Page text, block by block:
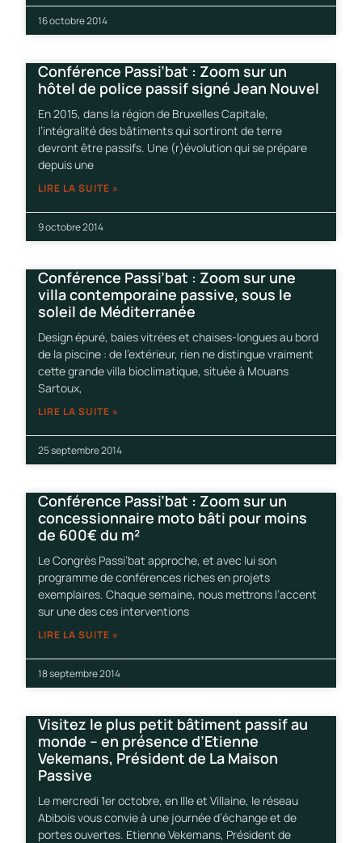
16 octobre 2014
Conférence Passi’bat : Zoom sur un
hôtel de police passif signé Jean Nouvel
En 2015, dans la région de Bruxelles Capitale,
l’intégralité des bâtiments qui sortiront de terre
devront être passifs. Une (r)évolution qui se prépare
depuis une
LIRE LA SUITE »
9 octobre 2014
Conférence Passi’bat : Zoom sur une
villa contemporaine passive, sous le
soleil de Méditerranée
Design épuré, baies vitrées et chaises-longues au bord
de la piscine : de l’extérieur, rien ne distingue vraiment
cette grande villa bioclimatique, située à Mouans
Sartoux,
LIRE LA SUITE »
25 septembre 2014
Conférence Passi’bat : Zoom sur un
concessionnaire moto bâti pour moins
de 600€ du m²
Le Congrès Passi’bat approche, et avec lui son
programme de conférences riches en projets
exemplaires. Chaque semaine, nous mettrons l’accent
sur une des ces interventions
LIRE LA SUITE »
18 septembre 2014
Visitez le plus petit bâtiment passif au
monde – en présence d’Etienne
Vekemans, Président de La Maison
Passive
Le mercredi 1er octobre, en Ille et Villaine, le réseau
Abibois vous convie à une journée d’échange et de
portes ouvertes. Etienne Vekemans, Président de